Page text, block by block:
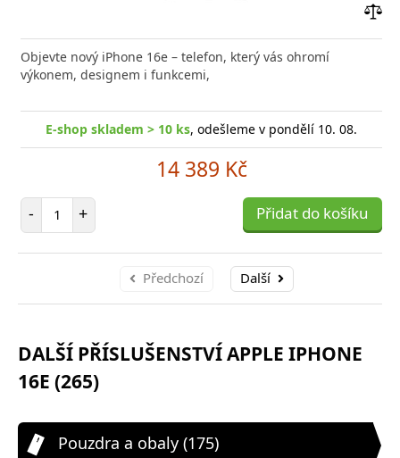
Objevte nový iPhone 16e – telefon, který vás ohromí
výkonem, designem i funkcemi,
E-shop skladem > 10 ks, odešleme v pondělí 10. 08.
14 389 Kč
- Počet položek
+ Přidat do košíku
Předchozí Další
DALŠÍ PŘÍSLUŠENSTVÍ APPLE IPHONE
16E (265)
Pouzdra a obaly (175)